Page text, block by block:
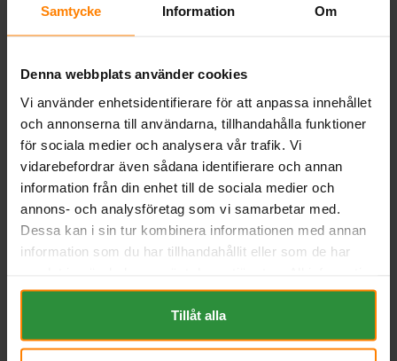
Samtycke Information Om
Denna webbplats använder cookies
Vi använder enhetsidentifierare för att anpassa innehållet
och annonserna till användarna, tillhandahålla funktioner
för sociala medier och analysera vår trafik. Vi
vidarebefordrar även sådana identifierare och annan
information från din enhet till de sociala medier och
annons- och analysföretag som vi samarbetar med.
Dessa kan i sin tur kombinera informationen med annan
information som du har tillhandahållit eller som de har
om "Cookies" och ditt val finner du på vår Cookie sida
längst ner i "footern" på sidan.
Tillåt alla
Teknologi:AGM
Artikelgrupp:START BIL
Underhållsfritt:Ja
EAN:3661024056571
BESKRIVNING
Tillbaka